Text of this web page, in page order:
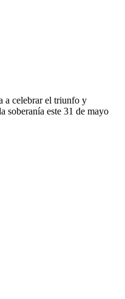
a celebrar el triunfo y
soberanía este 31 de mayo